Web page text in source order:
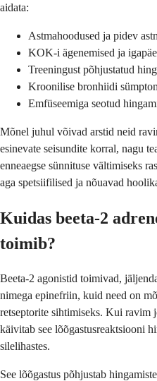
aidata:
Astmahoodused ja pidev
KOK-i ägenemised ja
Treeningust põhjustatud
Kroonilise bronhiidi
Emfüseemiga seotud
Mõnel juhul võivad arstid neid
esinevate seisundite korral, nagu
enneaegse sünnituse vältimiseks
aga spetsiifilised ja nõuavad
Kuidas beeta-2
toimib?
Beeta-2 agonistid toimivad,
nimega epinefriin, kuid need on
retseptorite sihtimiseks. Kui ravim
käivitab see lõõgastusreaktsiooni
silelihastes.
See lõõgastus põhjustab